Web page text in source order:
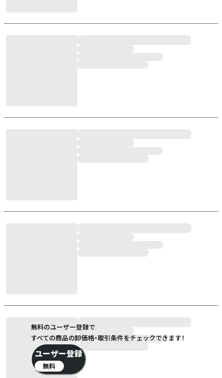
無料のユーザー登録で
すべての商品の卸価格・取引条件をチェックできます！
ユーザー登録
無料